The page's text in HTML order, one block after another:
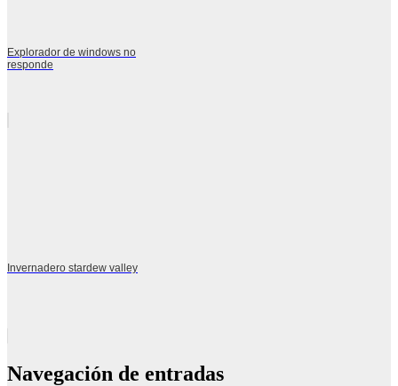
Explorador de windows no
responde
Invernadero stardew valley
Navegación de entradas